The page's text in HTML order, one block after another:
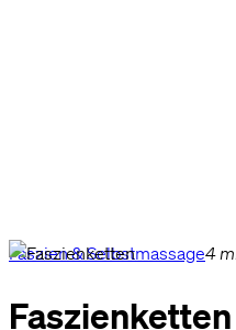
Faszien & Selbstmassage4